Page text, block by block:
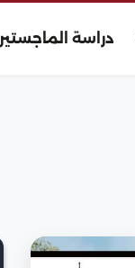
دراسة الماجستير